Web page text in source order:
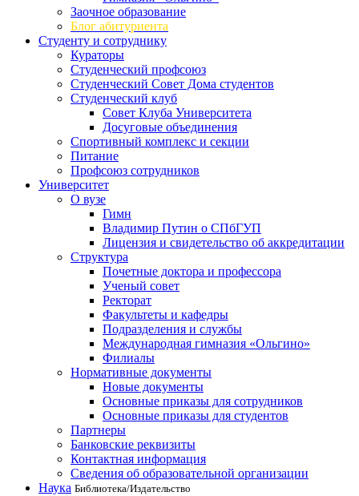
Заочное образование
Блог абитуриента
Студенту и сотруднику
Кураторы
Студенческий профсоюз
Студенческий Совет Дома студентов
Студенческий клуб
Совет Клуба Университета
Досуговые объединения
Спортивный комплекс и секции
Питание
Профсоюз сотрудников
Университет
О вузе
Гимн
Владимир Путин о СПбГУП
Лицензия и свидетельство об аккредитации
Структура
Почетные доктора и профессора
Ученый совет
Ректорат
Факультеты и кафедры
Подразделения и службы
Международная гимназия «Ольгино»
Филиалы
Нормативные документы
Новые документы
Основные приказы для сотрудников
Основные приказы для студентов
Партнеры
Банковские реквизиты
Контактная информация
Сведения об образовательной организации
Наука Библиотека/Издательство